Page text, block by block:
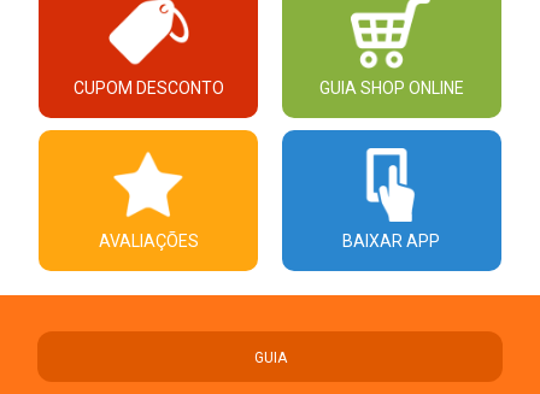
CUPOM DESCONTO GUIA SHOP ONLINE
AVALIAÇÕES BAIXAR APP
GUIA